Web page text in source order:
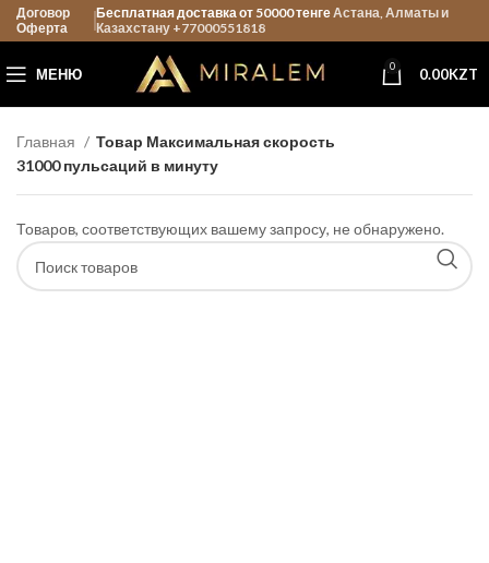
Договор
Оферта
Бесплатная доставка от 50000 тенгеАстана, Алматы и
Казахстану +77000551818
МЕНЮ 0 0.00KZT
Главная
Товар Максимальная скорость
31000 пульсаций в минуту
Товаров, соответствующих вашему запросу, не обнаружено.